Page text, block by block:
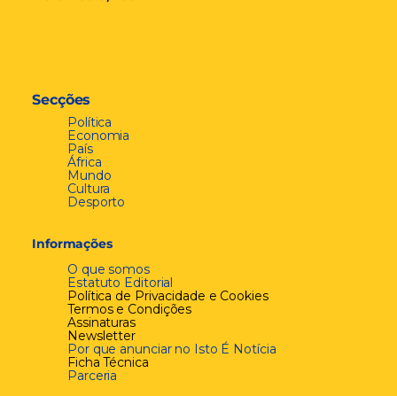
Secções
Política
Economia
País
África
Mundo
Cultura
Desporto
Informações
O que somos
Estatuto Editorial
Política de Privacidade e Cookies
Termos e Condições
Assinaturas
Newsletter
Por que anunciar no Isto É Notícia
Ficha Técnica
Parceria